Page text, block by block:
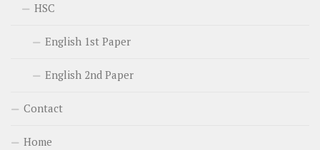
HSC
English 1st Paper
English 2nd Paper
Contact
Home